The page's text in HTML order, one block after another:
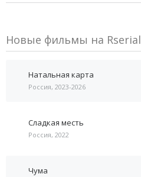
Новые фильмы на Rserial
Натальная карта
Россия, 2023-2026
Сладкая месть
Россия, 2022
Чума